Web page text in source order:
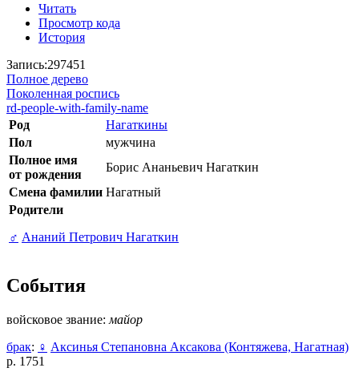
Читать
Просмотр кода
История
Запись:297451
Полное дерево
Поколенная роспись
rd-people-with-family-name
Род
Нагаткины
Пол
мужчина
Полное имя
от рождения
Борис Ананьевич Нагаткин
Смена фамилии Нагатный
Родители
♂ Ананий Петрович Нагаткин
События
войсковое звание: майор
брак: ♀ Аксинья Степановна Аксакова (Контяжева, Нагатная)
р. 1751